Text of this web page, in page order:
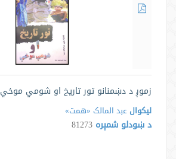
زموږ د دښمنانو تور تاريخ او شومي موخي
لیکوال عبد المالک «همت»
د ښودلو شمېره 81273